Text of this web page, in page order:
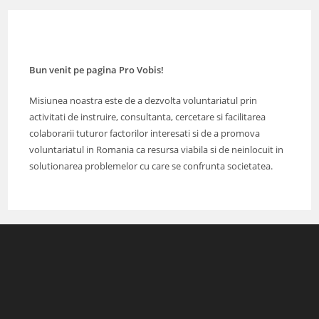
Bun venit pe pagina Pro Vobis!
Misiunea noastra este de a dezvolta voluntariatul prin
activitati de instruire, consultanta, cercetare si facilitarea
colaborarii tuturor factorilor interesati si de a promova
voluntariatul in Romania ca resursa viabila si de neinlocuit in
solutionarea problemelor cu care se confrunta societatea.